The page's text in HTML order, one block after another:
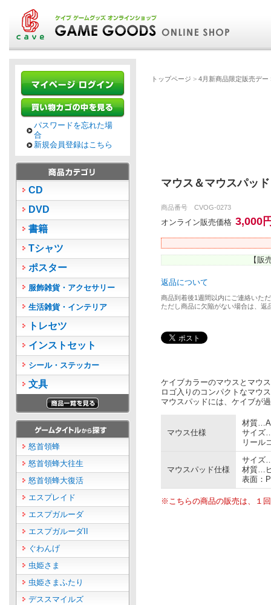
パスワードを忘れた場
合
新規会員登録はこちら
CD
DVD
書籍
Tシャツ
ポスター
服飾雑貨・アクセサリー
生活雑貨・インテリア
トレセツ
インストセット
シール・ステッカー
文具
怒首領蜂
怒首領蜂大往生
怒首領蜂大復活
エスプレイド
エスプガルーダ
エスプガルーダII
ぐわんげ
虫姫さま
虫姫さまふたり
デススマイルズ
トップページ > 4月新商品限定販売デー
マウス＆マウスパッ
商品番号 CVOG-0273
オンライン販売価格 3,000
【販
返品について
商品到着後1週間以内にご連絡いた
ただし商品に欠陥がない場合は、
ケイブカラーのマウスとマウ
ロゴ入りのコンパクトなマウ
マウスパッドには、ケイブが
マウス仕様
材質
サイズ
リール
マウスパッド仕様
サイズ
材質…
表面：
※こちらの商品の販売は、１